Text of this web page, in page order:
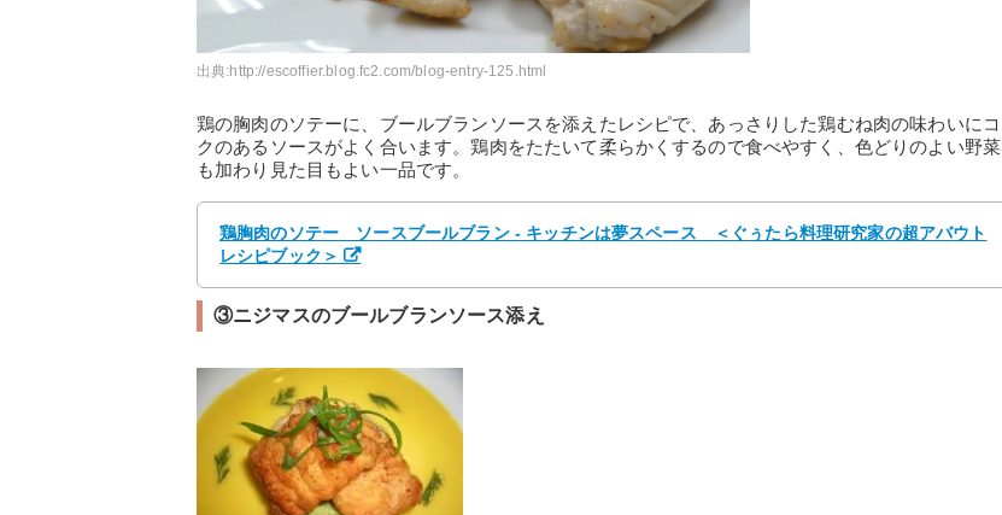
出典:http://escoffier.blog.fc2.com/blog-entry-125.html
鶏の胸肉のソテーに、ブールブランソースを添えたレシピで、あっさりした鶏むね肉の味わいにコ
クのあるソースがよく合います。鶏肉をたたいて柔らかくするので食べやすく、色どりのよい野菜
も加わり見た目もよい一品です。
鶏胸肉のソテー ソースブールブラン - キッチンは夢スペース ＜ぐぅたら料理研究家の超アバウト
レシピブック＞
③ニジマスのブールブランソース添え